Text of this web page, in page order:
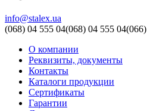
info@stalex.ua
(068) 04 555 04(068) 04 555 04(066)
О компании
Реквизиты, документы
Контакты
Каталоги продукции
Сертификаты
Гарантии